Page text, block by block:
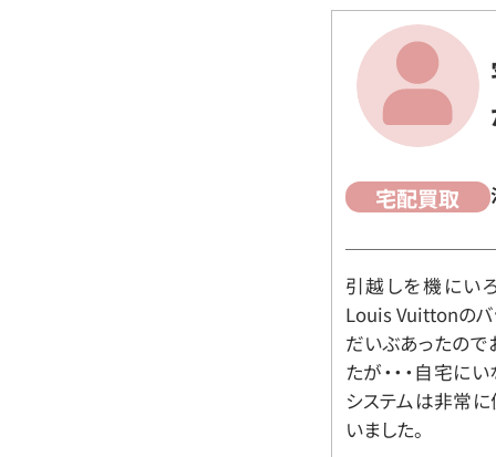
宅配買取
引越しを機にい
Louis Vuittonのバ
だいぶあったので
たが・・・自宅に
システムは非常に
いました。